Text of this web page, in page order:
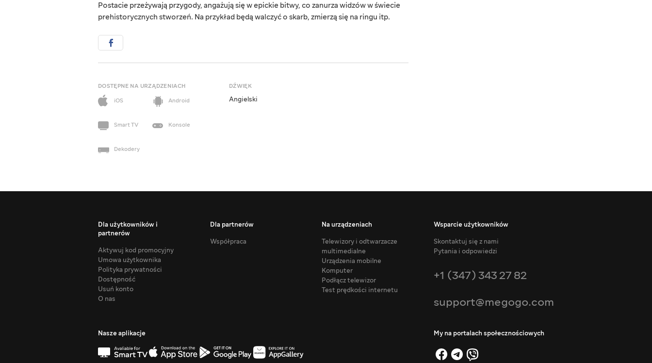
Postacie przeżywają przygody, angażują się w epickie bitwy, co zanurza widzów w świecie
prehistorycznych stworzeń. Na przykład będą walczyć o skarb, zmierzą się na ringu itp.
DOSTĘPNE NA URZĄDZENIACH
iOS
Android
Smart TV Konsole
Dekodery
DŹWIĘK
Angielski
Dla użytkowników i
partnerów
Aktywuj kod promocyjny
Umowa użytkownika
Polityka prywatności
Dostępność
Usuń konto
O nas
Dla partnerów
Współpraca
Na urządzeniach
Telewizory i odtwarzacze
multimedialne
Urządzenia mobilne
Komputer
Podłącz telewizor
Test prędkości internetu
Wsparcie użytkowników
Skontaktuj się z nami
Pytania i odpowiedzi
+1 (347) 343 27 82
support@megogo.com
Nasze aplikacje My na portalach społecznościowych